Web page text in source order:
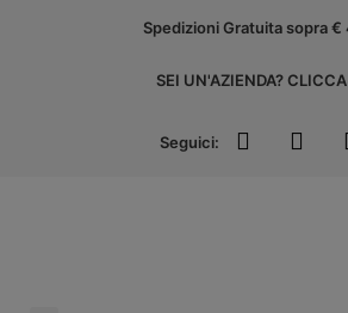
Spedizioni Gratuita sopra €
SEI UN'AZIENDA?
Seguici: